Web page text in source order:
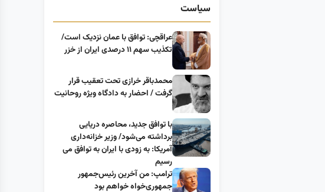
سیاست
عراقچی: توافق با عمان نزدیک است/
تکذیب سهم ۱۱ درصدی ایران از خزر
محمدباقر خرازی تحت تعقیب قرار
گرفت / احضار به دادگاه ویژه روحانیت
با توافق جدید، محاصره دریایی
برداشته می‌شود/ وزیر خزانه‌داری
آمریکا: به زودی با ایران به توافق می
رسیم
ترامپ: من آخرین رئیس‌جمهور
جمهوری‌خواه خواهم بود